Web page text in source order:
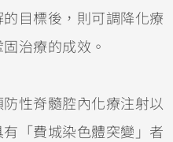
目標後，則可調降化療
治療的成效。
性脊髓腔內化療注射以
「費城染色體突變」者